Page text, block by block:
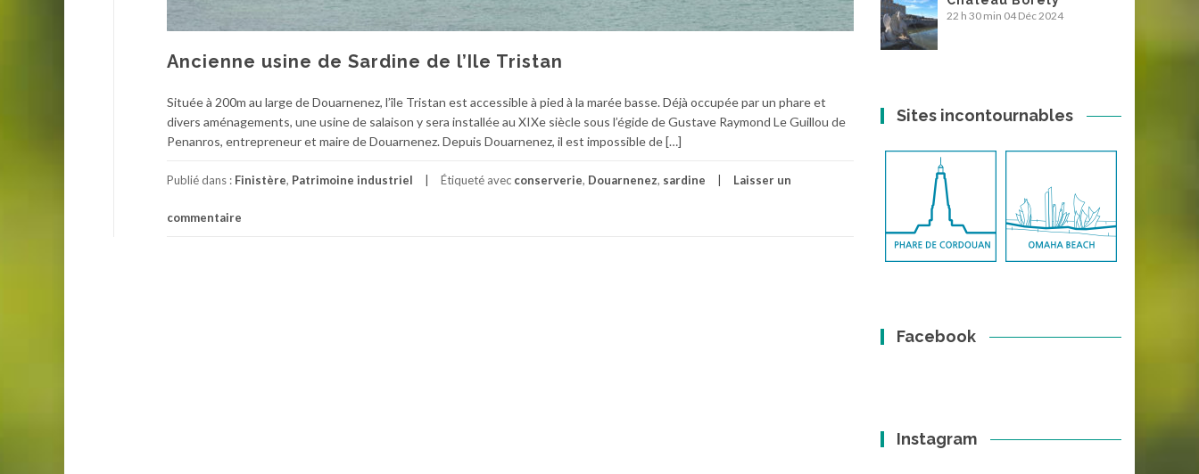
Ancienne usine de Sardine de l’Ile Tristan
Située à 200m au large de Douarnenez, l’île Tristan est accessible à pied à la marée basse. Déjà occupée par un phare et
divers aménagements, une usine de salaison y sera installée au XIXe siècle sous l’égide de Gustave Raymond Le Guillou de
Penanros, entrepreneur et maire de Douarnenez. Depuis Douarnenez, il est impossible de […]
Publié dans : Finistère, Patrimoine industriel Étiqueté avec conserverie, Douarnenez, sardine Laisser un
commentaire
22 h 30 min 04 Déc 2024
Sites incontournables
Facebook
Instagram